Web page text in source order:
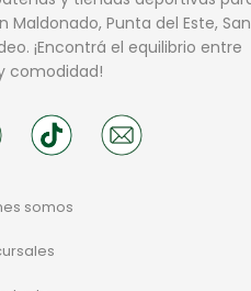
Punta del Este, San
¡Encontrá el equilibrio entre
comodidad!
somos